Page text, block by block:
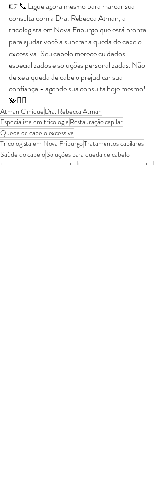
👉📞 Ligue agora mesmo para marcar sua
consulta com a Dra. Rebecca Atman, a
tricologista em Nova Friburgo que está pronta
para ajudar você a superar a queda de cabelo
excessiva. Seu cabelo merece cuidados
especializados e soluções personalizadas. Não
deixe a queda de cabelo prejudicar sua
confiança - agende sua consulta hoje mesmo!
💫💇‍♀️
Atman Cliníque Dra. Rebecca Atman
Especialista em tricologia Restauração capilar
Queda de cabelo excessiva
Tricologista em Nova FriburgoTratamentos capilares
Saúde do cabeloSoluções para queda de cabelo
Terapias capilares avançadas Tratamentos personalizados